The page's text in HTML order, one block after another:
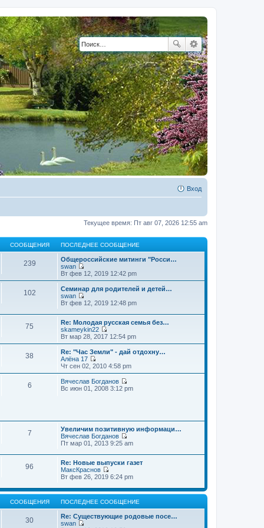
Вход
Текущее время: Пт авг 07, 2026 12:55 am
СООБЩЕНИЯ ПОСЛЕДНЕЕ СООБЩЕНИЕ
239
Общероссийские митинги "Росси…
swan
П
е
р
е
й
т
и
к
п
о
с
л
е
д
м
у
б
щ
е
н
ю
Вт фев 12, 2019 12:42 pm
102
Семинар для родителей и детей…
swan
П
р
е
й
т
и
к
п
о
с
л
е
у
с
о
о
щ
е
н
и
Вт фев 12, 2019 12:48 pm
75
Re: Молодая русская семья без…
skameykin22
П
е
р
е
й
к
п
е
д
н
е
у
с
о
о
щ
н
ю
Вт мар 28, 2017 12:54 pm
38
Re: "Час Земли" - дай отдохну…
Алёна 17
П
е
р
е
й
п
о
с
л
д
н
е
м
с
о
о
щ
Чт сен 02, 2010 4:58 pm
6
Вячеслав Богданов
П
т
и
п
л
д
е
м
у
с
Вс июн 01, 2008 3:12 pm
7
Увеличим позитивную информаци…
Вячеслав Богданов
П
р
е
т
к
п
о
л
Пт мар 01, 2013 9:25 am
96
Re: Новые выпуски газет
МаксКраснов
П
р
е
й
т
и
Вт фев 26, 2019 6:24 pm
СООБЩЕНИЯ ПОСЛЕДНЕЕ СООБЩЕНИЕ
30
Re: Существующие родовые посе…
swan